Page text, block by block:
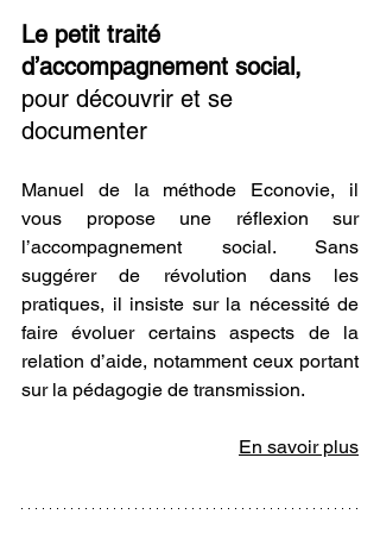
Le petit traité
d’accompagnement social,
pour découvrir et se
documenter
Manuel de la méthode Econovie, il
vous propose une réflexion sur
l’accompagnement social. Sans
suggérer de révolution dans les
pratiques, il insiste sur la nécessité de
faire évoluer certains aspects de la
relation d’aide, notamment ceux portant
sur la pédagogie de transmission.
En savoir plus